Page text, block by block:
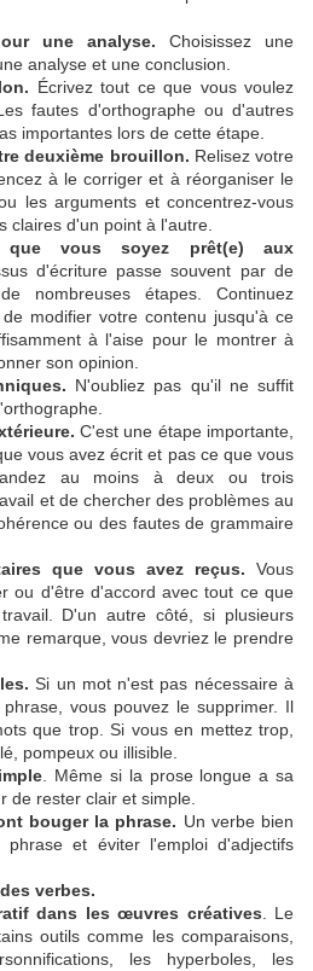
une analyse. Choisissez une
analyse et une conclusion.
Écrivez tout ce que vous voulez
fautes d'orthographe ou d'autres
importantes lors de cette étape.
deuxième brouillon. Relisez votre
à le corriger et à réorganiser le
les arguments et concentrez-vous
claires d'un point à l'autre.
que vous soyez prêt(e) aux
d'écriture passe souvent par de
nombreuses étapes. Continuez
modifier votre contenu jusqu'à ce
à l'aise pour le montrer à
son opinion.
N'oubliez pas qu'il ne suffit
C'est une étape importante,
vous avez écrit et pas ce que vous
au moins à deux ou trois
et de chercher des problèmes au
ou des fautes de grammaire
que vous avez reçus. Vous
ou d'être d'accord avec tout ce que
D'un autre côté, si plusieurs
remarque, vous devriez le prendre
Si un mot n'est pas nécessaire à
vous pouvez le supprimer. Il
que trop. Si vous en mettez trop,
pompeux ou illisible.
. Même si la prose longue a sa
de rester clair et simple.
bouger la phrase. Un verbe bien
et éviter l'emploi d'adjectifs
verbes.
dans les œuvres créatives . Le
outils comme les comparaisons,
les hyperboles, les